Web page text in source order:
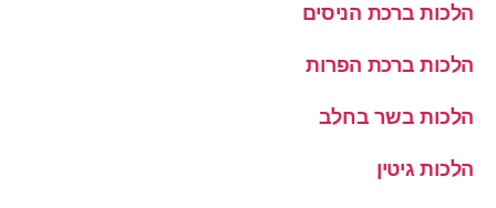
הלכות ברכת הניסים
הלכות ברכת הפרות
הלכות בשר בחלב
הלכות גיטין